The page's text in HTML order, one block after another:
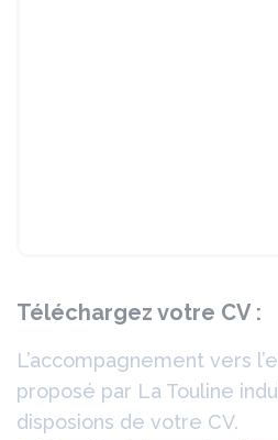
Téléchargez votre CV :
L’accompagnement vers
proposé par La Touline
disposions de votre CV.